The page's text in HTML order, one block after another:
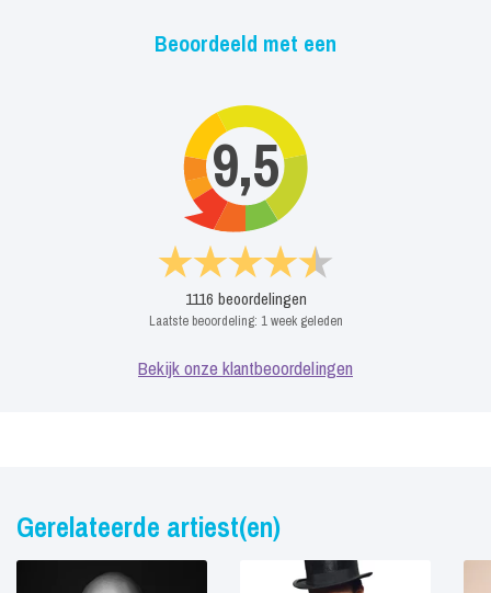
Beoordeeld met een
9,5
1116 beoordelingen
Laatste beoordeling: 1 week geleden
Bekijk onze klantbeoordelingen
Gerelateerde artiest(en)